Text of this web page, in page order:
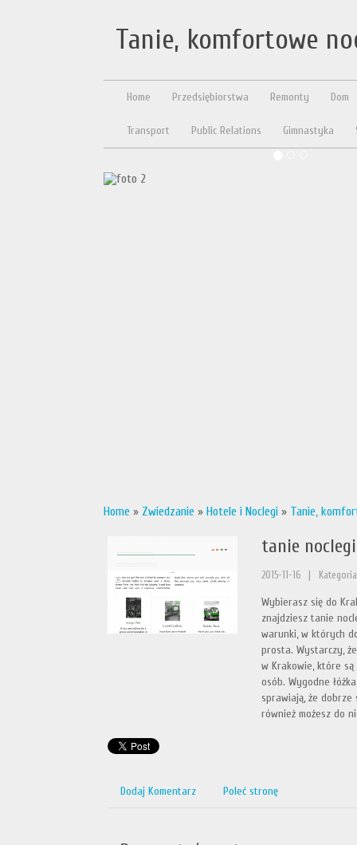
Tanie, komfortowe
Home Przedsiębiorstwa Remonty Dom
Transport Public Relations Gimnastyka
Home » Zwiedzanie » Hotele i Noclegi » Tanie,
tanie
2015-11-16
Wybierasz się do
znajdziesz tanie
warunki, w których
prosta. Wystarczy,
w Krakowie, które
osób. Wygodne
sprawiają, że dobrze
również możesz do
Dodaj Komentarz Poleć stronę